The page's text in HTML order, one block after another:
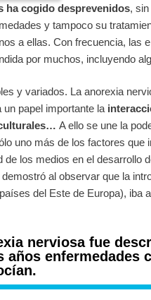
ha cogido desprevenidos,
y tampoco su
a ellas. Con frecuencia, las
por muchos, incluyendo
y variados. La anorexia
papel importante la
A ello se une la
uno más de los factores que
de los medios en el desarrollo
al observar que la
del Este de Europa), iba
nerviosa fue
años enfermedades